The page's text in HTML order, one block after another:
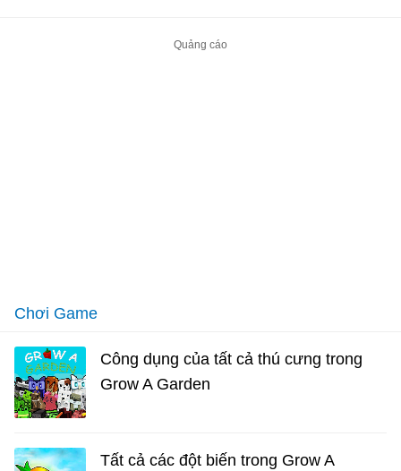
Chơi Game
Công dụng của tất cả thú cưng trong
Grow A Garden
Tất cả các đột biến trong Grow A